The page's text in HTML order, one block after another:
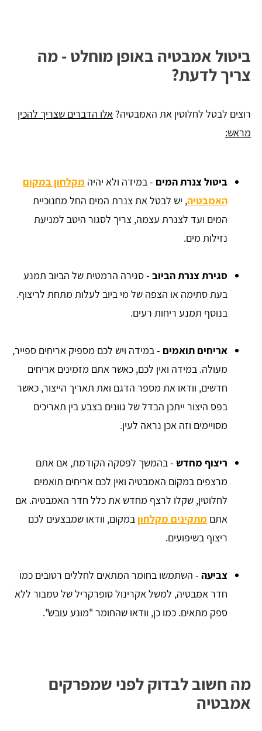
ביטול אמבטיה באופן מוחלט - מה
צריך לדעת?
רוצים לבטל לחלוטין את האמבטיה? אלו הדברים שצריך להכין
מראש:
ביטול צנרת המים - במידה ולא יהיה מקלחון במקום
האמבטיה, יש לבטל את צנרת המים החל מחנוכיית
המים ועד לצנרת עצמה, צריך לסגור היטב למניעת
נזילות מים.
סגירת צנרת הביוב - סגירה הרמטית של הביוב תמנע
בעת סתימה או הצפה של מי ביוב לעלות מתחת לריצוף.
בנוסף תמנע ריחות רעים.
אריחים תואמים - במידה ויש לכם מספיק אריחים ספייר,
מעולה. במידה ואין לכם, כאשר אתם מזמינים אריחים
חדשים, וודאו את מספר הדגם ואת תאריך הייצור, כאשר
בפס היצור ייתכן הבדל של גוונים בצבע בין תאריכים
מסויימים וזה אכן נראה לעין.
ריצוף מחדש - בהמשך לפסקה הקודמת, אם אתם
מרצפים במקום האמבטיה ואין לכם אריחים תואמים
לחלוטין, שקלו לרצף מחדש את כלל חדר האמבטיה. אם
אתם מתקינים מקלחון במקום, וודאו שמבצעים לכם
ריצוף בשיפועים.
צביעה - השתמשו בחומר המתאים לחללים רטובים כמו
חדר אמבטיה, למשל אקרינול סופרקריל של טמבור ללא
ספק מתאים. כמו כן, וודאו שהחומר "מונע עובש".
מה חשוב לבדוק לפני שמפרקים
אמבטיה